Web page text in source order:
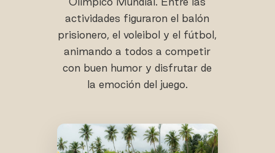
actividades figuraron el balón
prisionero, el voleibol y el fútbol,
animando a todos a competir
con buen humor y disfrutar de
la emoción del juego.